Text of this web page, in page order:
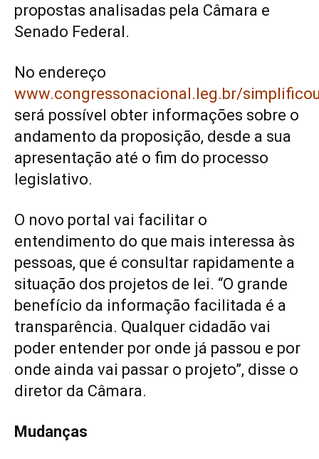
propostas analisadas pela Câmara e
Senado Federal.
No endereço
www.congressonacional.leg.br/
será possível obter informações sobre o
andamento da proposição, desde a sua
apresentação até o fim do processo
legislativo.
O novo portal vai facilitar o
entendimento do que mais interessa às
pessoas, que é consultar rapidamente a
situação dos projetos de lei. “O grande
benefício da informação facilitada é a
transparência. Qualquer cidadão vai
poder entender por onde já passou e por
onde ainda vai passar o projeto”, disse o
diretor da Câmara.
Mudanças